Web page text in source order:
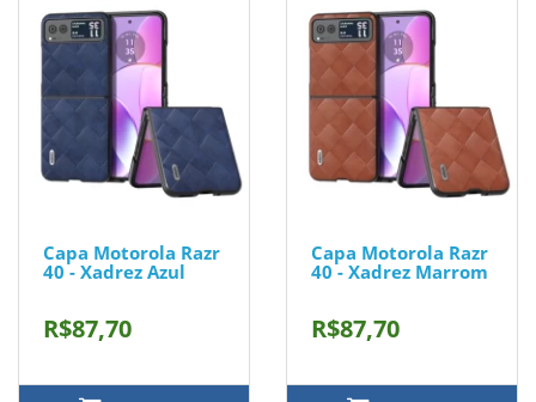
Capa Motorola Razr
40 - Xadrez Azul
R$87,70
Capa Motorola Razr
40 - Xadrez Marrom
R$87,70